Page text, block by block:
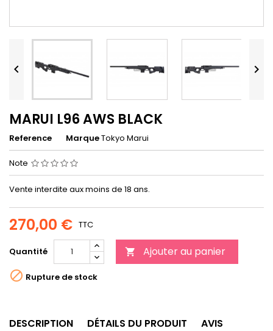
 
MARUI L96 AWS BLACK
Reference MarqueTokyo Marui
Note
Vente interdite aux moins de 18 ans.
270,00 € TTC
Quantité  Ajouter au panier
 Rupture de stock
DESCRIPTION DÉTAILS DU PRODUIT AVIS